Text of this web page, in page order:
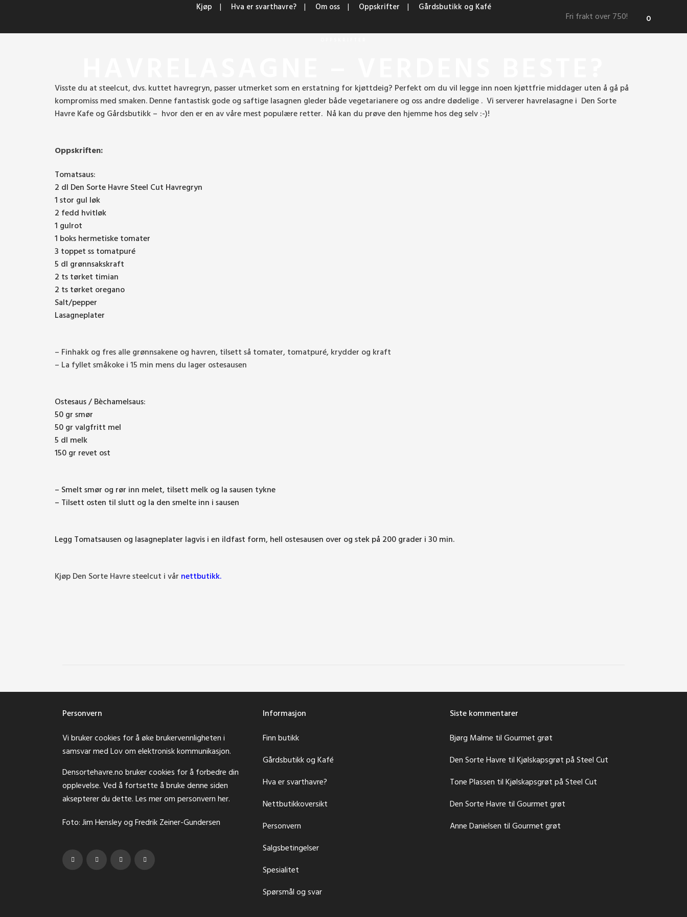
Fri frakt over 750! 0
Kjøp Hva er svarthavre? Om oss Oppskrifter Gårdsbutikk og Kafé
09/04/2020| AVDEN SORTE HAVRE | 0 LIKERKLIKK
Visste du at steelcut, dvs. kuttet havregryn, passer utmerket som en erstatning for kjøttdeig? Perfekt om du vil legge inn noen kjøttfrie middager uten å gå på
kompromiss med smaken. Denne fantastisk gode og saftige lasagnen gleder både vegetarianere og oss andre dødelige . Vi serverer havrelasagne i Den Sorte
Havre Kafe og Gårdsbutikk – hvor den er en av våre mest populære retter. Nå kan du prøve den hjemme hos deg selv :-)!
Oppskriften:
Tomatsaus:
2 dl Den Sorte Havre Steel Cut Havregryn
1 stor gul løk
2 fedd hvitløk
1 gulrot
1 boks hermetiske tomater
3 toppet ss tomatpuré
5 dl grønnsakskraft
2 ts tørket timian
2 ts tørket oregano
Salt/pepper
Lasagneplater
– Finhakk og fres alle grønnsakene og havren, tilsett så tomater, tomatpuré, krydder og kraft
– La fyllet småkoke i 15 min mens du lager ostesausen
Ostesaus / Bèchamelsaus:
50 gr smør
50 gr valgfritt mel
5 dl melk
150 gr revet ost
– Smelt smør og rør inn melet, tilsett melk og la sausen tykne
– Tilsett osten til slutt og la den smelte inn i sausen
Legg Tomatsausen og lasagneplater lagvis i en ildfast form, hell ostesausen over og stek på 200 grader i 30 min.
Kjøp Den Sorte Havre steelcut i vår nettbutikk.
Personvern
Vi bruker cookies for å øke brukervennligheten i
samsvar med Lov om elektronisk kommunikasjon.
Densortehavre.no bruker cookies for å forbedre din
opplevelse. Ved å fortsette å bruke denne siden
aksepterer du dette. Les mer om personvernher.
Foto: Jim Hensley og Fredrik Zeiner-Gundersen
Informasjon
Finn butikk
Gårdsbutikk og Kafé
Hva er svarthavre?
Nettbutikkoversikt
Personvern
Salgsbetingelser
Spesialitet
Spørsmål og svar
Siste kommentarer
Bjørg Malme tilGourmet grøt
Den Sorte Havre tilKjølskapsgrøt på Steel Cut
Tone Plassen tilKjølskapsgrøt på Steel Cut
Den Sorte Havre tilGourmet grøt
Anne Danielsen tilGourmet grøt